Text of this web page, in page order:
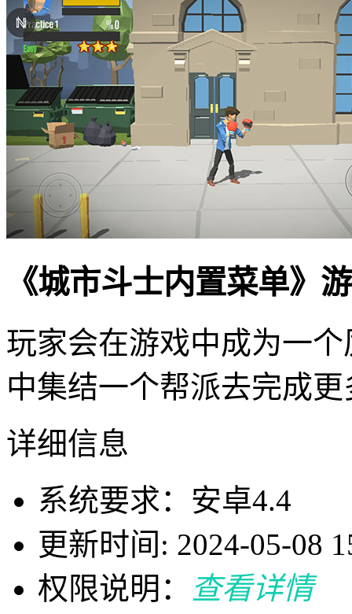
《城市斗士内置菜单》
玩家会在游戏中成为一
中集结一个帮派去完成
详细信息
系统要求：安卓4.4
更新时间: 2024-05-08
权限说明：
查看详情